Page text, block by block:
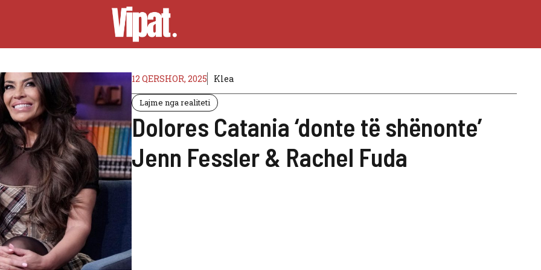
12 QERSHOR, 2025 Klea
Lajme nga realiteti
Dolores Catania ‘donte të shënonte’
Jenn Fessler & Rachel Fuda